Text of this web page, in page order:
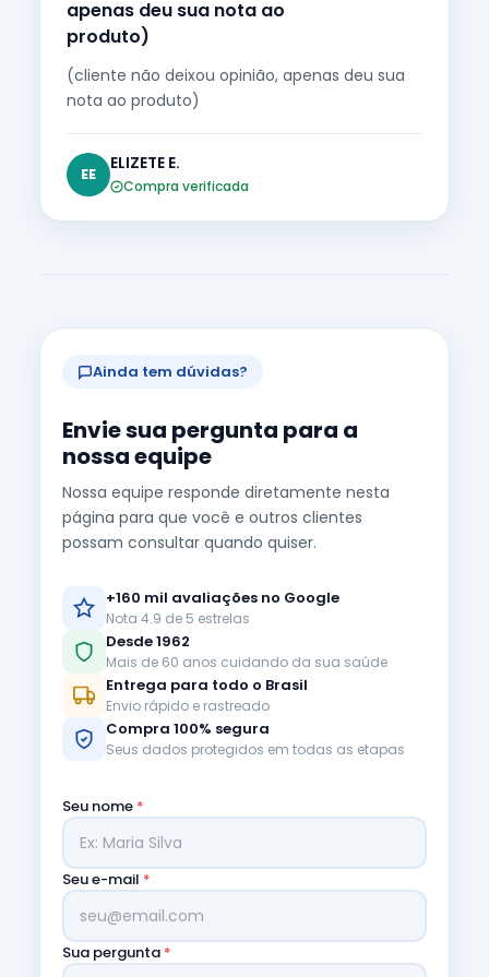
apenas deu sua nota ao
produto)
(cliente não deixou opinião, apenas deu sua
nota ao produto)
EE
ELIZETE E.
Compra verificada
Ainda tem dúvidas?
Envie sua pergunta para a
nossa equipe
Nossa equipe responde diretamente nesta
página para que você e outros clientes
possam consultar quando quiser.
+160 mil avaliações no Google
Nota 4.9 de 5 estrelas
Desde 1962
Mais de 60 anos cuidando da sua saúde
Entrega para todo o Brasil
Envio rápido e rastreado
Compra 100% segura
Seus dados protegidos em todas as etapas
Seu nome *
Seu e-mail *
Sua pergunta *